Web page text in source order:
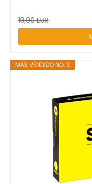
19,99 EUR
MÁS VENDIDO NO. 3